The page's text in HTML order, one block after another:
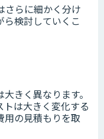
さらに細かく分け
ら検討していくこ
きく異なります。
トは大きく変化する
用の見積もりを取